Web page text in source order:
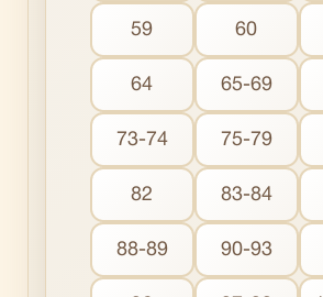
59 60
64 65-69
73-74 75-79
82 83-84
88-89 90-93